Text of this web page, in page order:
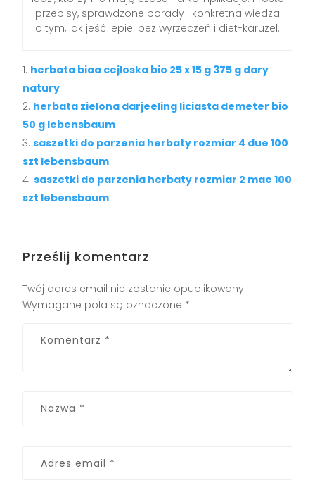
przepisy, sprawdzone porady i konkretna wiedza
o tym, jak jeść lepiej bez wyrzeczeń i diet-karuzel.
herbata biaa cejloska bio 25 x 15 g 375 g dary
natury
herbata zielona darjeeling liciasta demeter bio
50 g lebensbaum
saszetki do parzenia herbaty rozmiar 4 due 100
szt lebensbaum
saszetki do parzenia herbaty rozmiar 2 mae 100
szt lebensbaum
Prześlij komentarz
Twój adres email nie zostanie opublikowany.
Wymagane pola są oznaczone *